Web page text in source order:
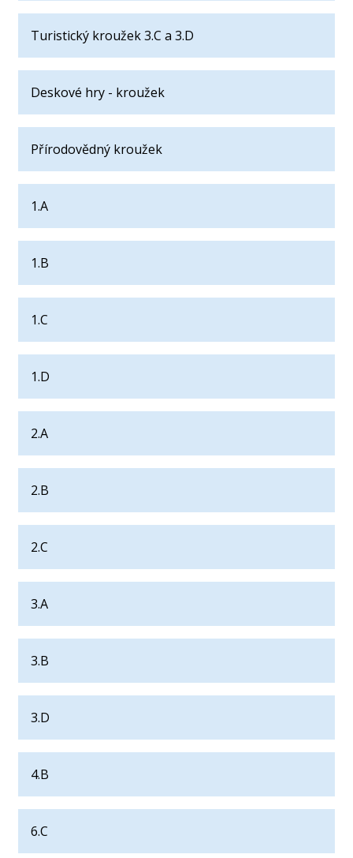
Turistický kroužek 3.C a 3.D
Deskové hry - kroužek
Přírodovědný kroužek
1.A
1.B
1.C
1.D
2.A
2.B
2.C
3.A
3.B
3.D
4.B
6.C